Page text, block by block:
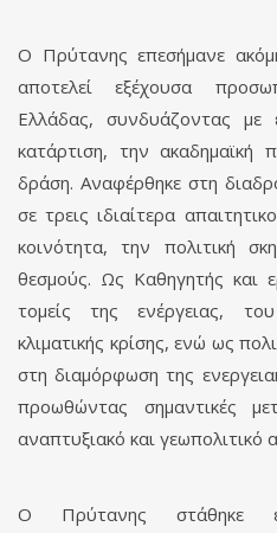
Ο Πρύτανης επεσήμανε
αποτελεί εξέχουσα
Ελλάδας, συνδυάζοντας με
κατάρτιση, την ακαδημαϊκή
δράση. Αναφέρθηκε στη
σε τρεις ιδιαίτερα
κοινότητα, την πολιτική
θεσμούς. Ως Καθηγητής και
τομείς της ενέργειας,
κλιματικής κρίσης, ενώ ως
στη διαμόρφωση της
προωθώντας σημαντικές
αναπτυξιακό και γεωπολιτικό
Ο Πρύτανης στάθηκε